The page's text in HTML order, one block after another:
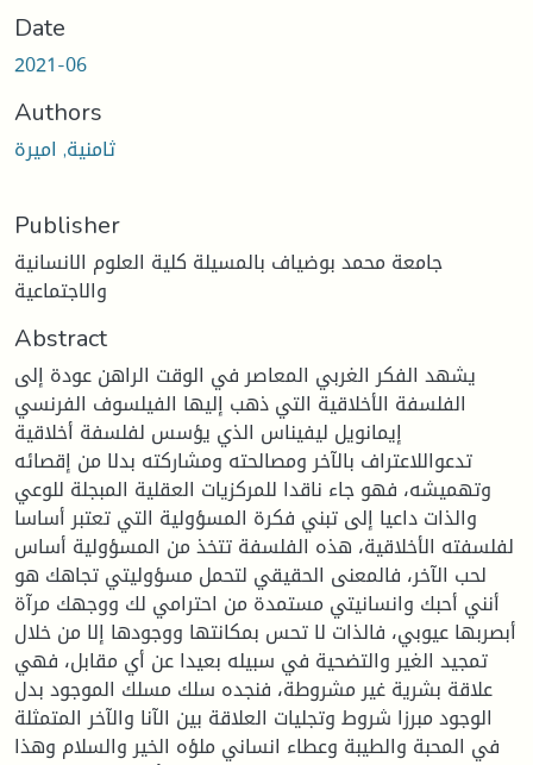
Date
2021-06
Authors
ثامنية, اميرة
Publisher
جامعة محمد بوضياف بالمسيلة كلية العلوم الانسانية
والاجتماعية
Abstract
يشهد الفكر الغربي المعاصر في الوقت الراهن عودة إلى
الفلسفة الأخلاقية التي ذهب إليها الفيلسوف الفرنسي
إيمانويل ليفيناس الذي يؤسس لفلسفة أخلاقية
تدعواللاعتراف بالآخر ومصالحته ومشاركته بدلا من إقصائه
وتهميشه، فهو جاء ناقدا للمركزيات العقلية المبجلة للوعي
والذات داعيا إلى تبني فكرة المسؤولية التي تعتبر أساسا
لفلسفته الأخلاقية، هذه الفلسفة تتخذ من المسؤولية أساس
لحب الآخر، فالمعنى الحقيقي لتحمل مسؤوليتي تجاهك هو
أنني أحبك وانسانيتي مستمدة من احترامي لك ووجهك مرآة
أبصربها عيوبي، فالذات لا تحس بمكانتها ووجودها إلا من خلال
تمجيد الغير والتضحية في سبيله بعيدا عن أي مقابل، فهي
علاقة بشرية غير مشروطة، فنجده سلك مسلك الموجود بدل
الوجود مبرزا شروط وتجليات العلاقة بين الآنا والآخر المتمثلة
في المحبة والطيبة وعطاء انساني ملؤه الخير والسلام وهذا